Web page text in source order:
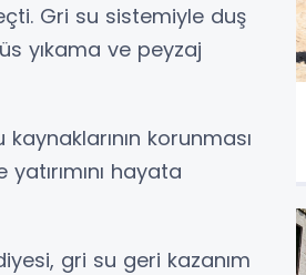
Gri su sistemiyle duş
yıkama ve peyzaj
korunması
hayata
gri su geri kazanım